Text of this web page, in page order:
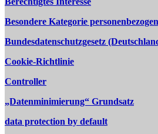
Besondere Kategorie
Bundesdatenschutzgesetz
Cookie-Richtlinie
Controller
„Datenminimierung“ Grundsatz
data protection by default